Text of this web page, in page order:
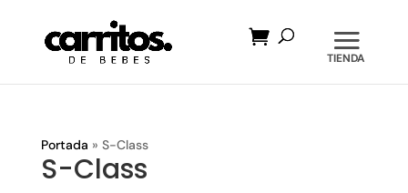
productos
Portada » S-Class
S-Class